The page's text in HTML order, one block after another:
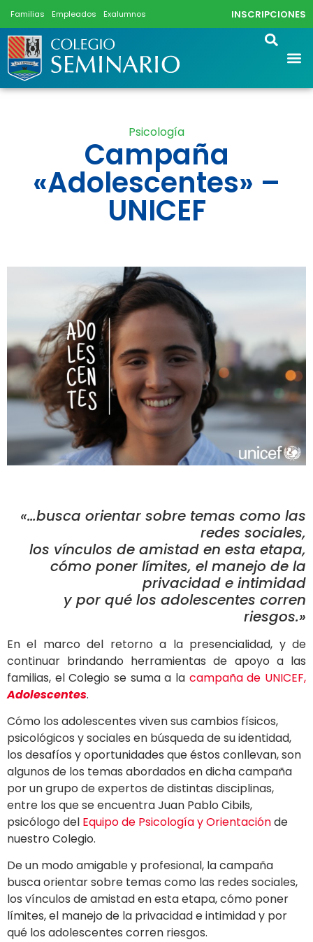
Familias Empleados Exalumnos INSCRIPCIONES
Psicología
Campaña
«Adolescentes» –
UNICEF
«…busca orientar sobre temas como las
redes sociales,
los vínculos de amistad en esta etapa,
cómo poner límites, el manejo de la
privacidad e intimidad
y por qué los adolescentes corren
riesgos.»
En el marco del retorno a la presencialidad, y de
continuar brindando herramientas de apoyo a las
familias, el Colegio se suma a la campaña de UNICEF,
Adolescentes.
Cómo los adolescentes viven sus cambios físicos,
psicológicos y sociales en búsqueda de su identidad,
los desafíos y oportunidades que éstos conllevan, son
algunos de los temas abordados en dicha campaña
por un grupo de expertos de distintas disciplinas,
entre los que se encuentra Juan Pablo Cibils,
psicólogo del Equipo de Psicología y Orientaciónde
nuestro Colegio.
De un modo amigable y profesional, la campaña
busca orientar sobre temas como las redes sociales,
los vínculos de amistad en esta etapa, cómo poner
límites, el manejo de la privacidad e intimidad y por
qué los adolescentes corren riesgos.